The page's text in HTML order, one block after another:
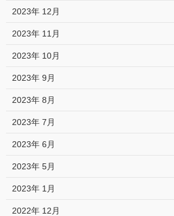
2023年 12月
2023年 11月
2023年 10月
2023年 9月
2023年 8月
2023年 7月
2023年 6月
2023年 5月
2023年 1月
2022年 12月